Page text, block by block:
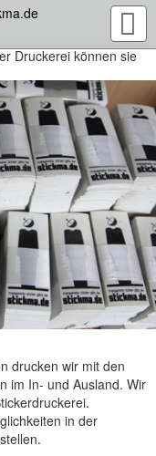
Druckerei können sie
drucken wir mit den
im In- und Ausland. Wir
in der